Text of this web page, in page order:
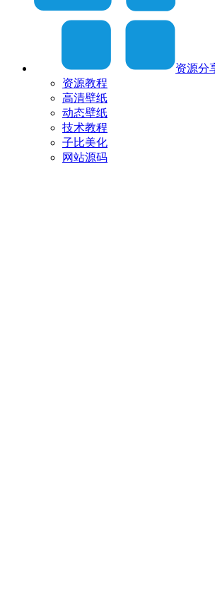
资源分
资源教程
高清壁纸
动态壁纸
技术教程
子比美化
网站源码